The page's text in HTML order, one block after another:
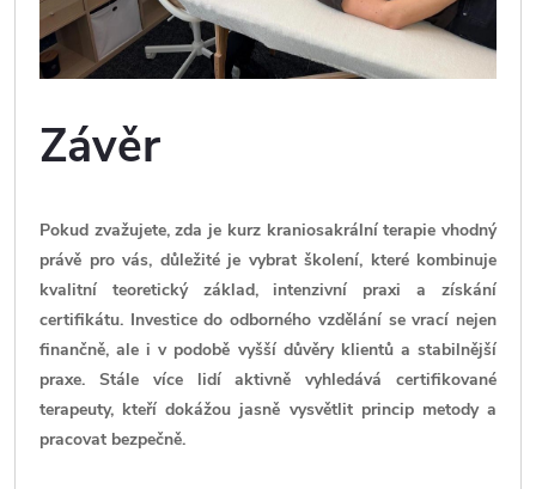
Závěr
Pokud zvažujete, zda je kurz kraniosakrální terapie vhodný
právě pro vás, důležité je vybrat školení, které kombinuje
kvalitní teoretický základ, intenzivní praxi a získání
certifikátu. Investice do odborného vzdělání se vrací nejen
finančně, ale i v podobě vyšší důvěry klientů a stabilnější
praxe. Stále více lidí aktivně vyhledává certifikované
terapeuty, kteří dokážou jasně vysvětlit princip metody a
pracovat bezpečně.